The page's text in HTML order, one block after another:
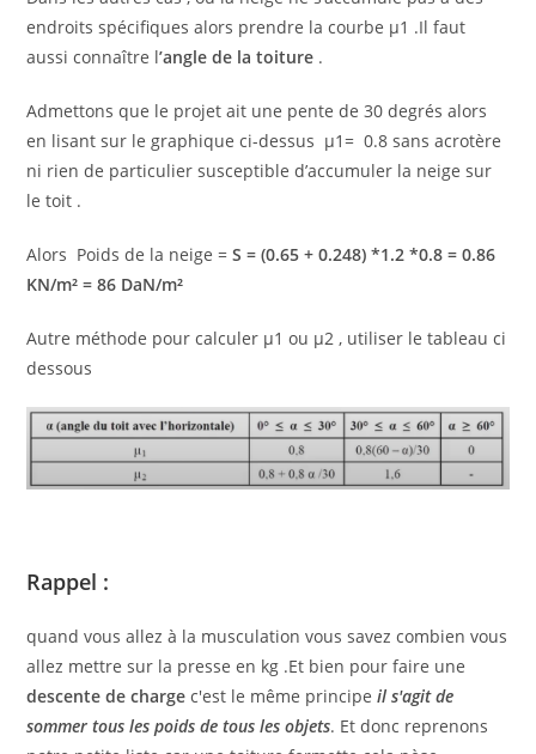
endroits spécifiques alors prendre la courbe µ1 .Il faut
aussi connaître l’angle de la toiture .
Admettons que le projet ait une pente de 30 degrés alors
en lisant sur le graphique ci-dessus µ1= 0.8 sans acrotère
ni rien de particulier susceptible d’accumuler la neige sur
le toit .
Alors Poids de la neige =S = (0.65 + 0.248) *1.2 *0.8 = 0.86
KN/m² = 86 DaN/m²
Autre méthode pour calculer µ1 ou µ2 , utiliser le tableau ci
dessous
Rappel :
quand vous allez à la musculation vous savez combien vous
allez mettre sur la presse en kg .Et bien pour faire une
descente de charge c'est le même principe il s'agit de
sommer tous les poids de tous les objets. Et donc reprenons